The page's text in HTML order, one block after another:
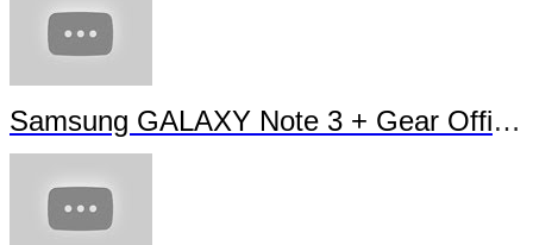
Samsung GALAXY Note 3 + Gear